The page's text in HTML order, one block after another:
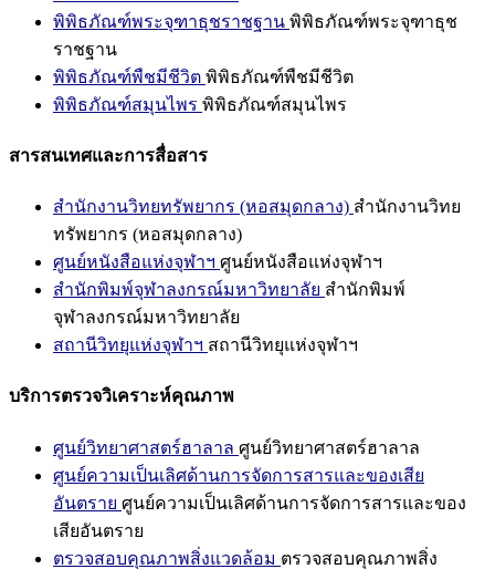
พิพิธภัณฑ์พระจุฑาธุชราชฐาน พิพิธภัณฑ์พระจุฑาธุช
ราชฐาน
พิพิธภัณฑ์พืชมีชีวิต พิพิธภัณฑ์พืชมีชีวิต
พิพิธภัณฑ์สมุนไพร พิพิธภัณฑ์สมุนไพร
สารสนเทศและการสื่อสาร
สำนักงานวิทยทรัพยากร (หอสมุดกลาง) สำนักงานวิทย
ทรัพยากร (หอสมุดกลาง)
ศูนย์หนังสือแห่งจุฬาฯ ศูนย์หนังสือแห่งจุฬาฯ
สำนักพิมพ์จุฬาลงกรณ์มหาวิทยาลัย สำนักพิมพ์
จุฬาลงกรณ์มหาวิทยาลัย
สถานีวิทยุแห่งจุฬาฯ สถานีวิทยุแห่งจุฬาฯ
บริการตรวจวิเคราะห์คุณภาพ
ศูนย์วิทยาศาสตร์ฮาลาล ศูนย์วิทยาศาสตร์ฮาลาล
ศูนย์ความเป็นเลิศด้านการจัดการสารและของเสีย
อันตราย ศูนย์ความเป็นเลิศด้านการจัดการสารและของ
เสียอันตราย
ตรวจสอบคุณภาพสิ่งแวดล้อม ตรวจสอบคุณภาพสิ่ง